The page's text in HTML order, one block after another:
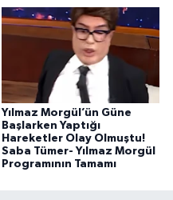
Yılmaz Morgül’ün Güne
Başlarken Yaptığı
Hareketler Olay Olmuştu!
Saba Tümer- Yılmaz Morgül
Programının Tamamı